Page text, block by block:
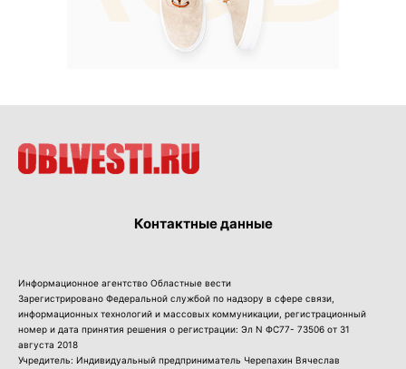
Контактные данные
Информационное агентство Областные вести
Зарегистрировано Федеральной службой по надзору в сфере связи,
информационных технологий и массовых коммуникации, регистрационный
номер и дата принятия решения о регистрации: Эл N ФС77- 73506 от 31
августа 2018
Учредитель: Индивидуальный предприниматель Черепахин Вячеслав